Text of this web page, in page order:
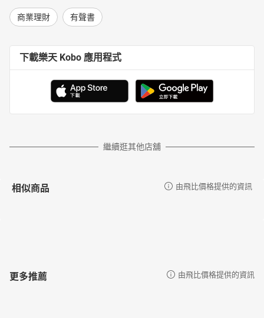
商業理財 有聲書
下載樂天 Kobo 應用程式
繼續逛其他店舖
相似商品 由飛比價格提供的資訊
更多推薦 由飛比價格提供的資訊